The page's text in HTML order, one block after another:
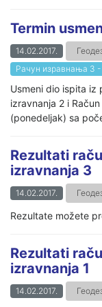
Termin
14.02.2017.
Рачун изравнања 3
Usmeni dio ispita iz
izravnanja 2 i
(ponedeljak) sa
Rezultati
izravnanja 3
14.02.2017.
Rezultate možete
Rezultati
izravnanja 1
14.02.2017.